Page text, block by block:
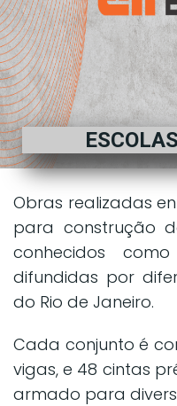
Obras realizadas
para construção
conhecidos
difundidas por
do Rio de Janeiro.
Cada conjunto é
vigas, e 48 cintas
armado para